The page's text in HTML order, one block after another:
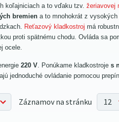
koľajniciach a to vďaku tzv.žeriavovej
bremien a to mnohokrát z
Reťazový kladkostroj má
proti spätnému chodu. Ovláda sa
ocele.
220 V. Ponúkame kladkostrojes
jednoduché ovládanie pomocou
Záznamov na stránku